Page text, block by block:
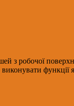
з робочої
функції